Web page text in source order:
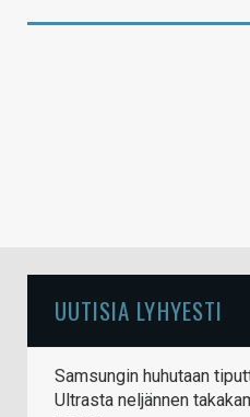
UUTISIA LYHYESTI
Samsungin huhutaan
Ultrasta neljännen